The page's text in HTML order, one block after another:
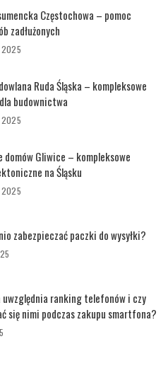
Częstochowa – pomoc
zadłużonych
2025
Ruda Śląska – kompleksowe
budownictwa
2025
Gliwice – kompleksowe
na Śląsku
2025
zabezpieczać paczki do wysyłki?
ranking telefonów i czy
się nimi podczas zakupu smartfona?